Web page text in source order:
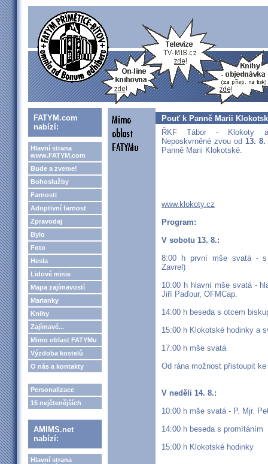
FATYM.com
nabízí:
Hlavní strana
www.FATYM.com
Bude a zveme!
Bohoslužby
Farnosti
Adoptivní farnost
Zpravodaj
Bylo
Foto
Hesla
Lidové misie
Mapa zajímavostí
Marianky
Knihy
Zajímavé...
Mimo oblast FATYMu
Výzdoba kostelů
O nás a kontakty
Personalizace
15 nejčtenějších
AMIMS.net
nabízí:
Hlavní strana
Pouť k Panně Marii
ŘKF Tábor - Klokoty
Neposkvrněné zvou od 13.
Panně Marii Klokotské.
www.klokoty.cz
Program:
V sobotu 13. 8.:
8:00 h první mše svatá - s
Zavrel)
10:00 h hlavní mše svatá -
Jiří Paďour, OFMCap.
14:00 h beseda s otcem
15:00 h Klokotské hodinky a
17:00 h mše svatá
Od rána možnost přistoupit
V neděli 14. 8.:
10:00 h mše svatá - P. Mjr.
14:00 h beseda s promítáním
15:00 h Klokotské hodinky